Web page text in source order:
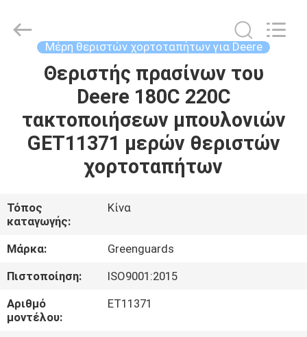
ΣΠΊΤΙ
ΠΡΟΪΌΝΤΑ
ΓΎΡΟΣ
ΕΡΓΟΣΤΑΣΊΩΝ
ΠΟΙΟΤΙΚΌΣ
ΈΛΕΓΧΟΣ
Trading
Μέρη θεριστών χορτοταπήτων για Deere
Θεριστής πρασίνων του
Deere 180C 220C
τακτοποιήσεων μπουλονιών
GET11371 μερών θεριστών
χορτοταπήτων
Τόπος
καταγωγής:
Κίνα
Μάρκα:
Greenguards
Πιστοποίηση:
ISO9001:2015
Αριθμό
μοντέλου:
ET11371